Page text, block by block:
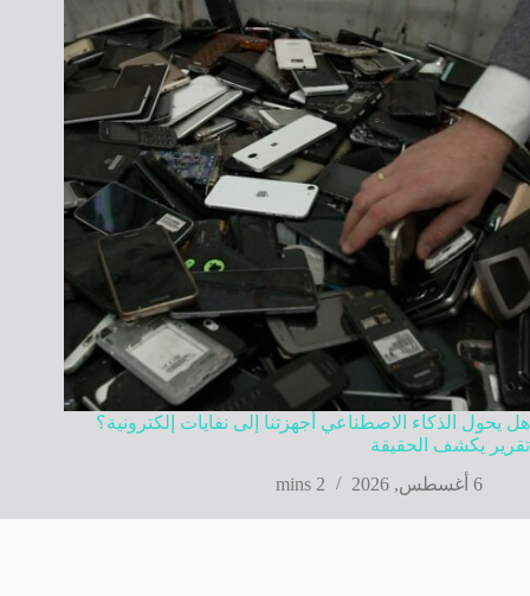
هل يحول الذكاء الاصطناعي أجهزتنا إلى نفايات إلكترونية؟
تقرير يكشف الحقيقة
6 أغسطس, 2026
2 mins